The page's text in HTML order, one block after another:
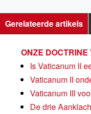
Gerelateerde artikels
ONZE
Is Vaticanum II
Vaticanum II
Vaticanum III
De drie